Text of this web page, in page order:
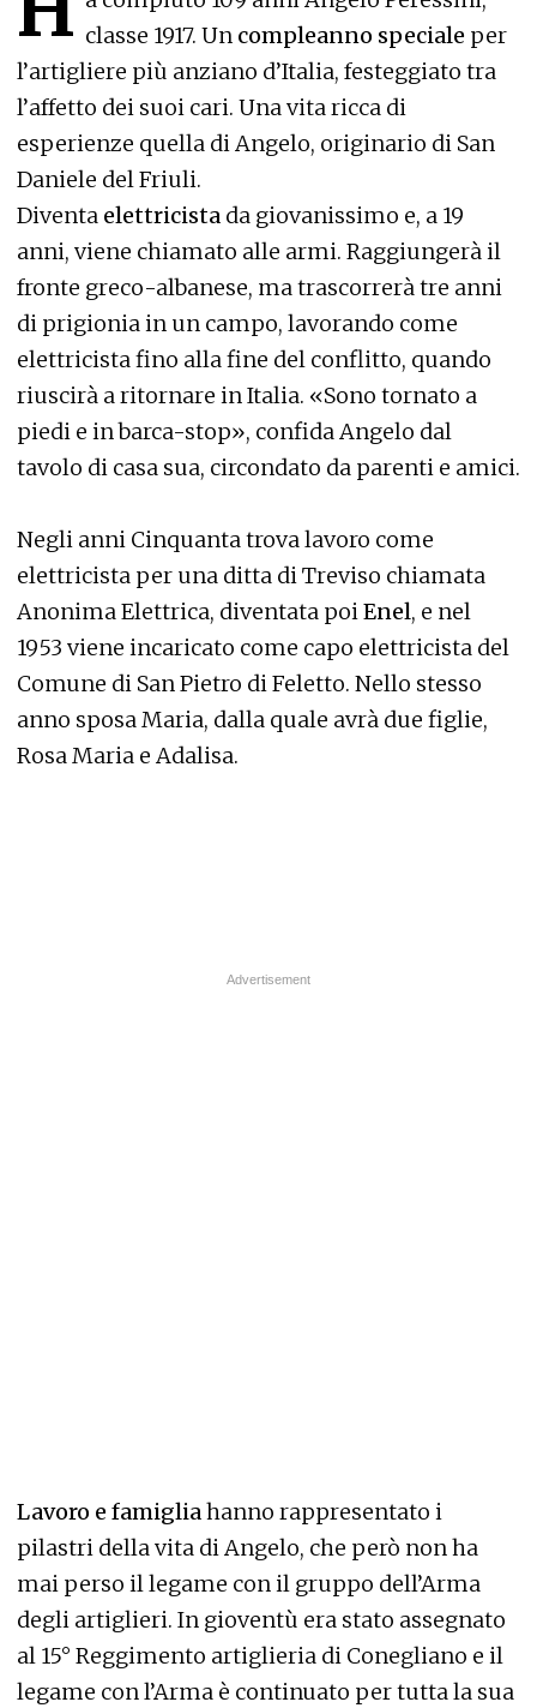
classe 1917. Un compleanno speciale per
l’artigliere più anziano d’Italia, festeggiato tra
l’affetto dei suoi cari. Una vita ricca di
esperienze quella di Angelo, originario di San
Daniele del Friuli.
Diventa elettricista da giovanissimo e, a 19
anni, viene chiamato alle armi. Raggiungerà il
fronte greco-albanese, ma trascorrerà tre anni
di prigionia in un campo, lavorando come
elettricista fino alla fine del conflitto, quando
riuscirà a ritornare in Italia. «Sono tornato a
piedi e in barca-stop», confida Angelo dal
tavolo di casa sua, circondato da parenti e amici.
Negli anni Cinquanta trova lavoro come
elettricista per una ditta di Treviso chiamata
Anonima Elettrica, diventata poiEnel, e nel
1953 viene incaricato come capo elettricista del
Comune di San Pietro di Feletto. Nello stesso
anno sposa Maria, dalla quale avrà due figlie,
Rosa Maria e Adalisa.
Lavoro e famigliahanno rappresentato i
pilastri della vita di Angelo, che però non ha
mai perso il legame con il gruppo dell’Arma
degli artiglieri. In gioventù era stato assegnato
al 15° Reggimento artiglieria di Conegliano e il
legame con l’Arma è continuato per tutta la sua